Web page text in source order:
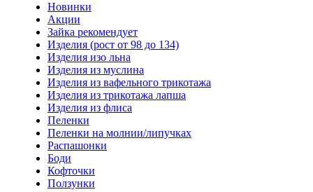
Новинки
Акции
Зайка рекомендует
Изделия (рост от 98 до 134)
Изделия изо льна
Изделия из муслина
Изделия из вафельного трикотажа
Изделия из трикотажа лапша
Изделия из флиса
Пеленки
Пеленки на молнии/липучках
Распашонки
Боди
Кофточки
Ползунки